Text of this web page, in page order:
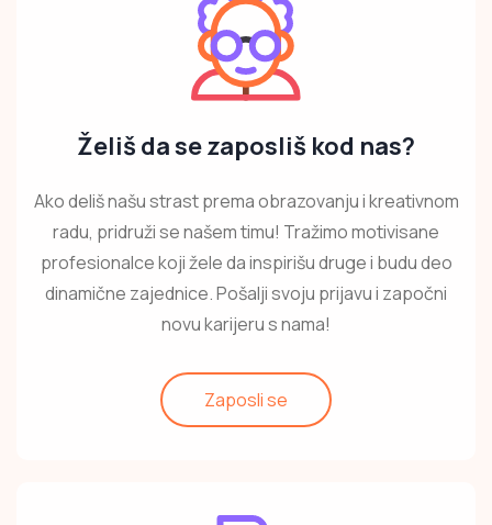
Želiš da se zaposliš kod nas?
Ako deliš našu strast prema obrazovanju i kreativnom
radu, pridruži se našem timu! Tražimo motivisane
profesionalce koji žele da inspirišu druge i budu deo
dinamične zajednice. Pošalji svoju prijavu i započni
novu karijeru s nama!
Zaposli se